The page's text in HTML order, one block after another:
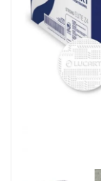
Alimentaire